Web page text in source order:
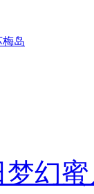
梅岛
梦幻